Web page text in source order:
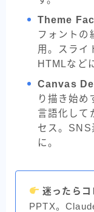
Theme
フォントの
用。スライ
HTMLなど
Canvas
り描き始め
言語化して
セス。SNS
に。
迷ったらコ
PPTX。